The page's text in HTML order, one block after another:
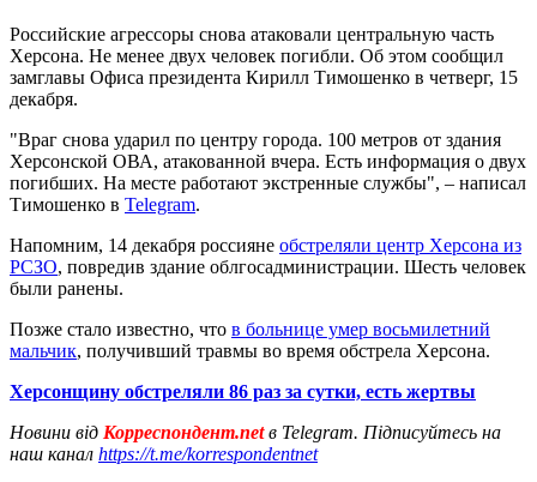
Российские агрессоры снова атаковали центральную часть
Херсона. Не менее двух человек погибли. Об этом сообщил
замглавы Офиса президента Кирилл Тимошенко в четверг, 15
декабря.
"Враг снова ударил по центру города. 100 метров от здания
Херсонской ОВА, атакованной вчера. Есть информация о двух
погибших. На месте работают экстренные службы", – написал
Тимошенко в Telegram.
Напомним, 14 декабря россияне обстреляли центр Херсона из
РСЗО, повредив здание облгосадминистрации. Шесть человек
были ранены.
Позже стало известно, что в больнице умер восьмилетний
мальчик, получивший травмы во время обстрела Херсона.
Херсонщину обстреляли 86 раз за сутки, есть жертвы
Новини від Корреспондент.netв Telegram. Підписуйтесь на
наш канал https://t.me/korrespondentnet